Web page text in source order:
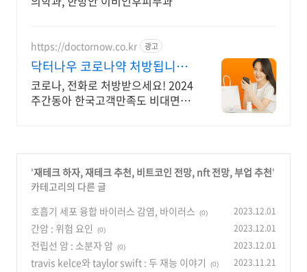
https://doctornow.co.kr 광고
닥터나우 코로나약 처방됩니다
365일 24시간 진료가능
코로나, 전화로 처방받으세요! 2024
주간동아 한국고객만족도 비대면진
'재테크 하자, 재테크 추천, 비트코인 전망, nft 전망, 부업 추천'
카테고리의 다른 글
호흡기 세포 융합 바이러스 감염, 바이러스
(0) 2023.12.01
간암 : 위험 요인 (0) 2023.12.01
전립선 암 : 소분자 암 (0) 2023.12.01
travis kelce와 taylor swift : 두 재능 이야기 (0) 2023.11.21